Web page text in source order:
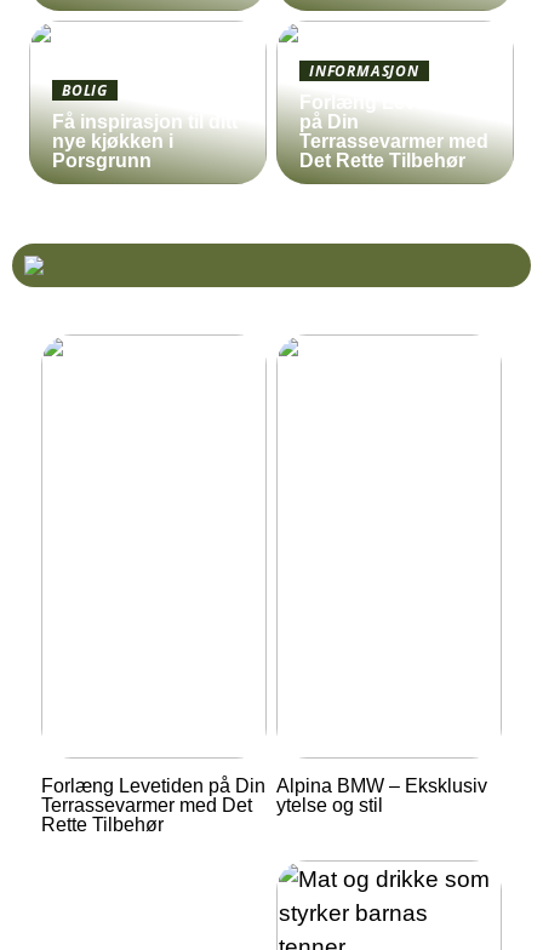
BOLIG
Få inspirasjon til ditt
nye kjøkken i
Porsgrunn
INFORMASJON
Forlæng Levetiden
på Din
Terrassevarmer med
Det Rette Tilbehør
Forlæng Levetiden på Din
Terrassevarmer med Det
Rette Tilbehør
Alpina BMW – Eksklusiv
ytelse og stil